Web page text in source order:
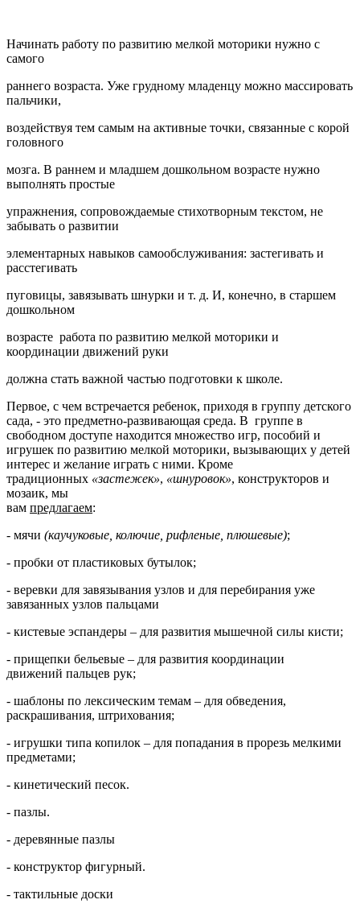
Начинать работу по развитию мелкой моторики нужно с
самого
раннего возраста. Уже грудному младенцу можно массировать
пальчики,
воздействуя тем самым на активные точки, связанные с корой
головного
мозга. В раннем и младшем дошкольном возрасте нужно
выполнять простые
упражнения, сопровождаемые стихотворным текстом, не
забывать о развитии
элементарных навыков самообслуживания: застегивать и
расстегивать
пуговицы, завязывать шнурки и т. д. И, конечно, в старшем
дошкольном
возрасте работа по развитию мелкой моторики и
координации движений руки
должна стать важной частью подготовки к школе.
Первое, с чем встречается ребенок, приходя в группу детского
сада, - это предметно-развивающая среда. В группе в
свободном доступе находится множество игр, пособий и
игрушек по развитию мелкой моторики, вызывающих у детей
интерес и желание играть с ними. Кроме
традиционных «застежек», «шнуровок», конструкторов и
мозаик, мы
вам предлагаем:
- мячи (каучуковые, колючие, рифленые, плюшевые);
- пробки от пластиковых бутылок;
- веревки для завязывания узлов и для перебирания уже
завязанных узлов пальцами
- кистевые эспандеры – для развития мышечной силы кисти;
- прищепки бельевые – для развития координации
движений пальцев рук;
- шаблоны по лексическим темам – для обведения,
раскрашивания, штрихования;
- игрушки типа копилок – для попадания в прорезь мелкими
предметами;
- кинетический песок.
- пазлы.
- деревянные пазлы
- конструктор фигурный.
- тактильные доски